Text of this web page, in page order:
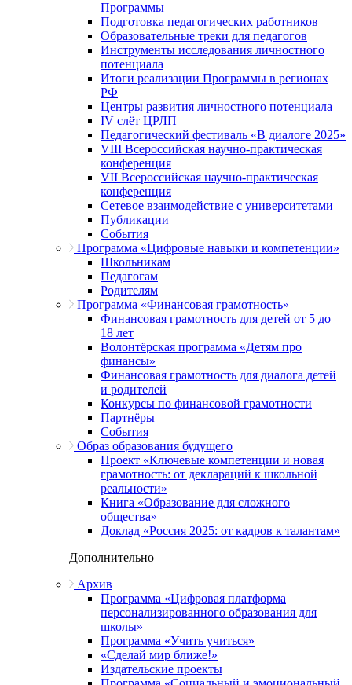
Программы
Подготовка педагогических работников
Образовательные треки для педагогов
Инструменты исследования личностного
потенциала
Итоги реализации Программы в регионах
РФ
Центры развития личностного потенциала
IV слёт ЦРЛП
Педагогический фестиваль «В диалоге 2025»
VIII Всероссийская научно-практическая
конференция
VII Всероссийская научно-практическая
конференция
Сетевое взаимодействие с университетами
Публикации
События
Программа «Цифровые навыки и компетенции»
Школьникам
Педагогам
Родителям
Программа «Финансовая грамотность»
Финансовая грамотность для детей от 5 до
18 лет
Волонтёрская программа «Детям про
финансы»
Финансовая грамотность для диалога детей
и родителей
Конкурсы по финансовой грамотности
Партнёры
События
Образ образования будущего
Проект «Ключевые компетенции и новая
грамотность: от деклараций к школьной
реальности»
Книга «Образование для сложного
общества»
Доклад «Россия 2025: от кадров к талантам»
Дополнительно
Архив
Программа «Цифровая платформа
персонализированного образования для
школы»
Программа «Учить учиться»
«Сделай мир ближе!»
Издательские проекты